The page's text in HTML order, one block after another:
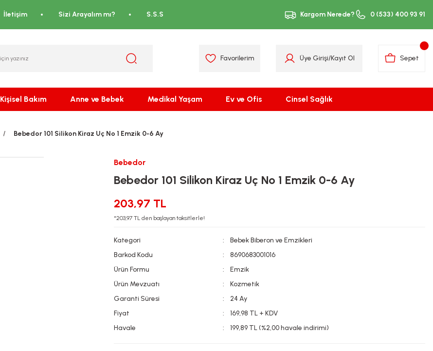
İletişim Sizi Arayalım mı? S.S.S Kargom Nerede? 0 (533) 400 93 91
Favorilerim Üye Girişi/Kayıt Ol Sepet
Kişisel Bakım Anne ve Bebek Medikal Yaşam Ev ve Ofis Cinsel Sağlık
Bebedor 101 Silikon Kiraz Uç No 1 Emzik 0-6 Ay
Bebedor
Bebedor 101 Silikon Kiraz Uç No 1 Emzik 0-6 Ay
203,97 TL
*203,97 TL den başlayan taksitlerle!
Kategori
Bebek Biberon ve Emzikleri
Barkod Kodu
8690683001016
Ürün Formu
Emzik
Ürün Mevzuatı
Kozmetik
Garanti Süresi
24 Ay
Fiyat
169,98 TL + KDV
Havale
199,89 TL (%2,00 havale indirimi)